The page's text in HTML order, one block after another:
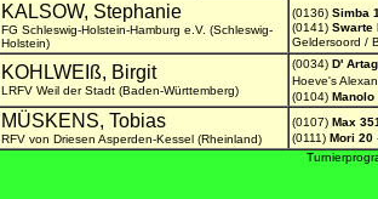
KALSOW, Stephanie
FG Schleswig-Holstein-Hamburg e.V. (Schleswig-
Holstein)
(0136) Simba
(0141) Swarte
Geldersoord /
KOHLWEIß, Birgit
LRFV Weil der Stadt (Baden-Württemberg)
(0034) D'
Hoeve's
(0104) Manolo
MÜSKENS, Tobias
RFV von Driesen Asperden-Kessel (Rheinland)
(0107) Max
(0111) Mori 20